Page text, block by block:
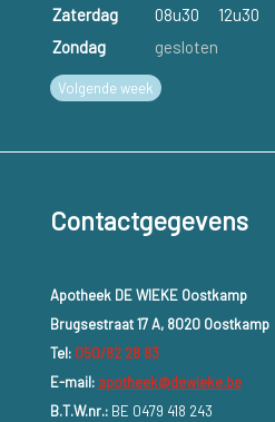
Zaterdag
08u30
12u30
Zondag
gesloten
Volgende week
Contactgegevens
Apotheek DE WIEKE Oostkamp
Brugsestraat 17 A, 8020 Oostkamp
Tel: 050/82 28 83
E-mail: apotheek@dewieke.be
B.T.W.nr.:BE 0479 418 243